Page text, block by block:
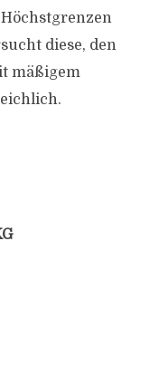
diese, den
mäßigem